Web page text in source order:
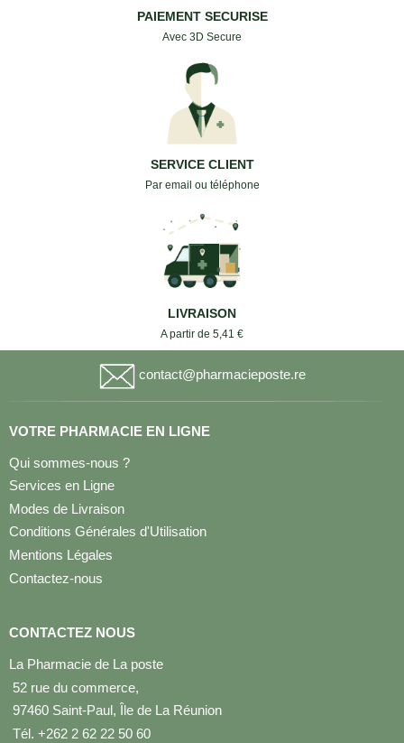
PAIEMENT SECURISE
Avec 3D Secure
SERVICE CLIENT
Par email ou téléphone
LIVRAISON
A partir de 5,41 €
contact@pharmacieposte.re
VOTRE PHARMACIE EN LIGNE
Qui sommes-nous ?
Services en Ligne
Modes de Livraison
Conditions Générales d'Utilisation
Mentions Légales
Contactez-nous
CONTACTEZ NOUS
La Pharmacie de La poste
52 rue du commerce,
97460 Saint-Paul, Île de La Réunion
Tél. +262 2 62 22 50 60